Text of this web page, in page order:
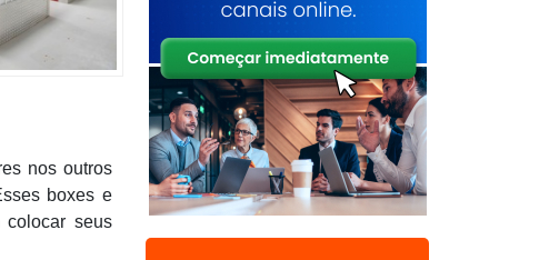
nos outros
boxes e
colocar seus